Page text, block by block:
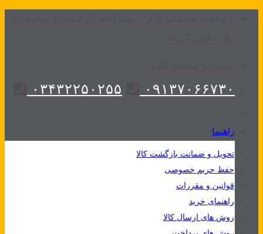
۰۹۱۳۷۰۶۶۷۳۰ ۰۳۴۳۲۲۵۰۲۵۵
راهنما
تحویل و ضمانت بازگشت کالا
حفظ حریم خصوصی
قوانین و مقررات
راهنمای خرید
روش های ارسال کالا